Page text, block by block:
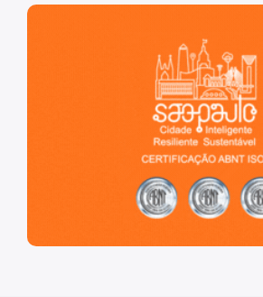
São Paulo, cidade inteligente,